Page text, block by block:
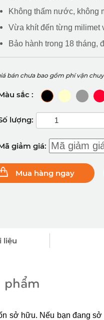
Không thấm nước, không
Vừa khít đến từng milimet
Bảo hành trong 18 tháng,
bán chưa bao gồm phí vận
sắc :
lượng:
giảm giá:
Mua hàng ngay
liệu
sở hữu. Nếu bạn đang